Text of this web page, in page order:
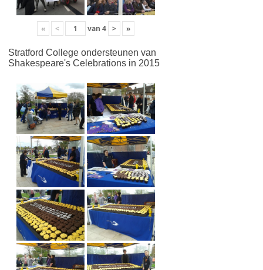
« < van 4 > »
Stratford College ondersteunen van
Shakespeare's Celebrations in 2015